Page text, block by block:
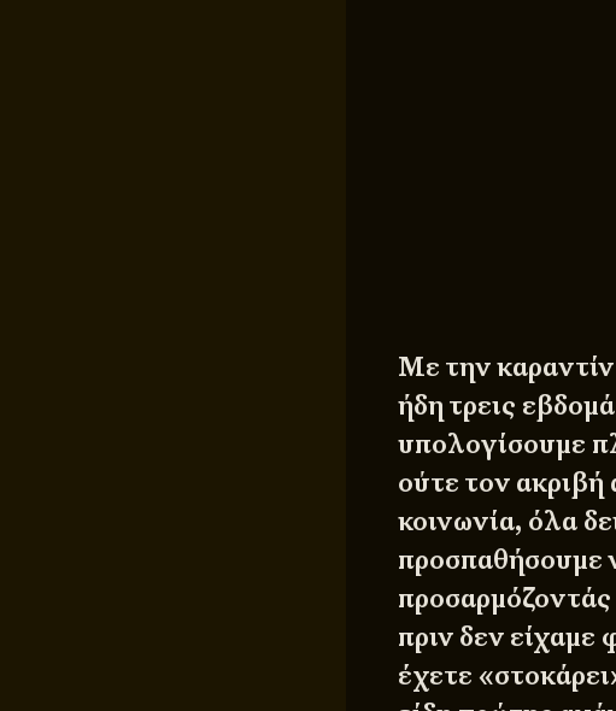
Με την
ήδη τρεις
υπολογίσουμε
ούτε τον ακριβή
κοινωνία, όλα
προσπαθήσουμε
πριν δεν
έχετε